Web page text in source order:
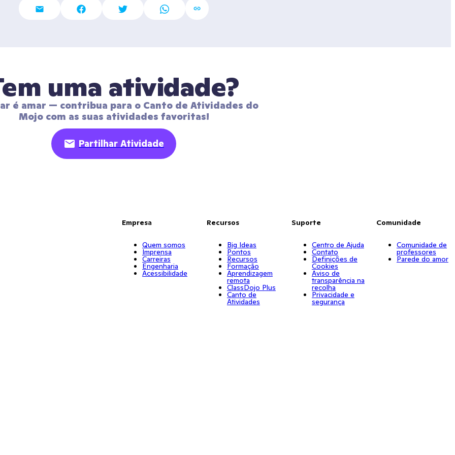
uma atividade?
é amar — contribua para o Canto de Atividades do
Mojo com as suas atividades favoritas!
Partilhar Atividade
Empresa
Quem somos
Imprensa
Carreiras
Engenharia
Acessibilidade
Recursos
Big Ideas
Pontos
Recursos
Formação
Aprendizagem
remota
ClassDojo Plus
Canto de
Atividades
Suporte
Centro de Ajuda
Contato
Definições de
Cookies
Aviso de
transparência na
recolha
Privacidade e
segurança
Comunidade
Comunidade de
professores
Parede do amor